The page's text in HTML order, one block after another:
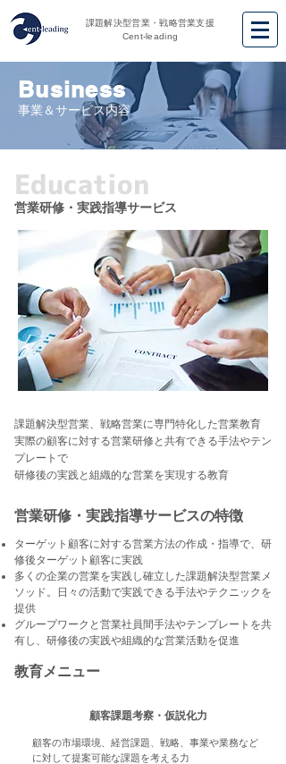
課題解決型営業・戦略営業支援
Cent-leading
Business
事業＆サービス内容
Education
営業研修・実践指導サービス
​課題解決型営業、戦略営業に専門特化した営業教育
実際の顧客に対する営業研修と共有できる手法やテン
プレートで
研修後の実践と組織的な営業を実現する教育
営業研修・実践指導サービスの特徴
ターゲット顧客に対する営業方法の作成・指導で、研
修後ターゲット顧客に実践
多くの企業の営業を実践し確立した課題解決型営業メ
ソッド。日々の活動で実践できる手法やテクニックを
提供
グループワークと営業社員間手法やテンプレートを共
有し、研修後の実践や組織的な営業活動を促進
教育メニュー
顧客課題考察・仮説化力
顧客の市場環境、経営課題、戦略、事業や業務など
に対して提案可能な課題を考える力